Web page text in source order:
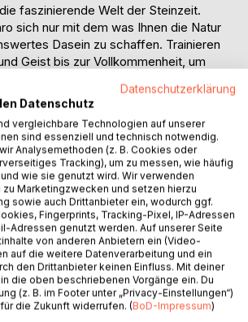
faszinierende Welt der Steinzeit.
sich nur mit dem was Ihnen die Natur
Dasein zu schaffen. Trainieren
Geist bis zur Vollkommenheit, um
diese Kämpfe auch zu gewinnen!
Lesen und Anschauungsunterricht
angeeignet und möchte möglichst
an Sie weitergeben. Er nimmt
Geschichte ein.
Spannung und Action kommen in
die Erinnerungen von
gewiss nicht zu kurz. - Wie in einem
durchlebte der hünenhafte Mann
ereignisreichen Lebens in den
vor der Reise in die Ewigkeit. Obschon
des modernen Jetztmenschen
eingebunden in die
der Stein-zeit. Den Menschen dieser
Datenschutzerklärung
Datenschutz
vergleichbare Technologien auf unserer
sind essenziell und technisch notwendig.
Analysemethoden (z. B. Cookies oder
Tracking), um zu messen, wie häufig
wie sie genutzt wird. Wir verwenden
Marketingzwecken und setzen hierzu
sowie auch Drittanbieter ein, wodurch ggf.
Fingerprints, Tracking-Pixel, IP-Adressen
Adressen genutzt werden. Auf unserer Seite
von anderen Anbietern ein (Video-
auf die weitere Datenverarbeitung und ein
den Drittanbieter keinen Einfluss. Mit deiner
die oben beschriebenen Vorgänge ein. Du
(z. B. im Footer unter „Privacy-Einstellungen“)
die Zukunft widerrufen. (BoD-Impressum)